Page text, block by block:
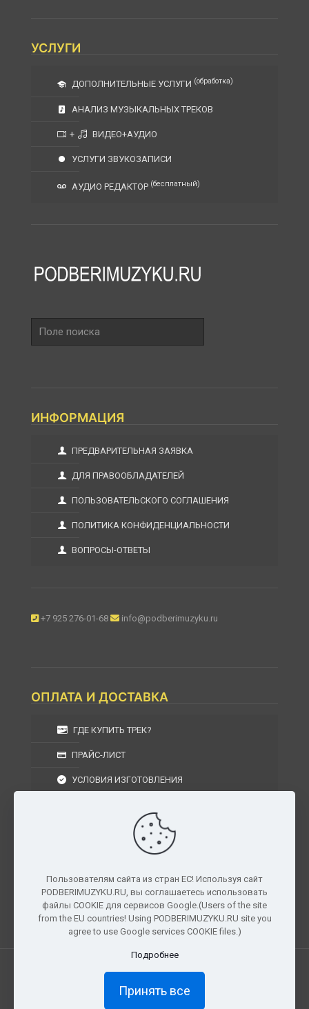
Полный доступ к материалам и
УСЛУГИ
ДОПОЛНИТЕЛЬНЫЕ УСЛУГИ (обработка)
АНАЛИЗ МУЗЫКАЛЬНЫХ ТРЕКОВ
+ ВИДЕО+АУДИО
УСЛУГИ ЗВУКОЗАПИСИ
АУДИО РЕДАКТОР (бесплатный)
поиска
ИНФОРМАЦИЯ
ПРЕДВАРИТЕЛЬНАЯ ЗАЯВКА
ДЛЯ ПРАВООБЛАДАТЕЛЕЙ
ПОЛЬЗОВАТЕЛЬСКОГО СОГЛАШЕНИЯ
ПОЛИТИКА КОНФИДЕНЦИАЛЬНОСТИ
ВОПРОСЫ-ОТВЕТЫ
+7 925 276-01-68 info@podberimuzyku.ru
ОПЛАТА И ДОСТАВКА
ГДЕ КУПИТЬ ТРЕК?
ПРАЙС-ЛИСТ
УСЛОВИЯ ИЗГОТОВЛЕНИЯ
УСЛОВИЯ ВОЗВРАТА
г. Москва, Московская область, Центральный
федеральный округ, РФ, Россия
Все права защищены. © 2026 PODBERIMUZYKU.RU
Пользователям сайта из стран ЕС! Используя сайт
PODBERIMUZYKU.RU, вы соглашаетесь использовать
файлы COOKIE для сервисов Google.(Users of the site
from the EU countries! Using PODBERIMUZYKU.RU site you
agree to use Google services COOKIE files.)
Подробнее
Принять все